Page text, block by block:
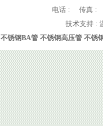
电话 : 传真 :
技术支持 :
不锈钢BA管 不锈钢高压管 不锈